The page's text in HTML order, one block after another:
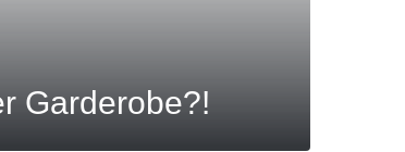
Garderobe?!